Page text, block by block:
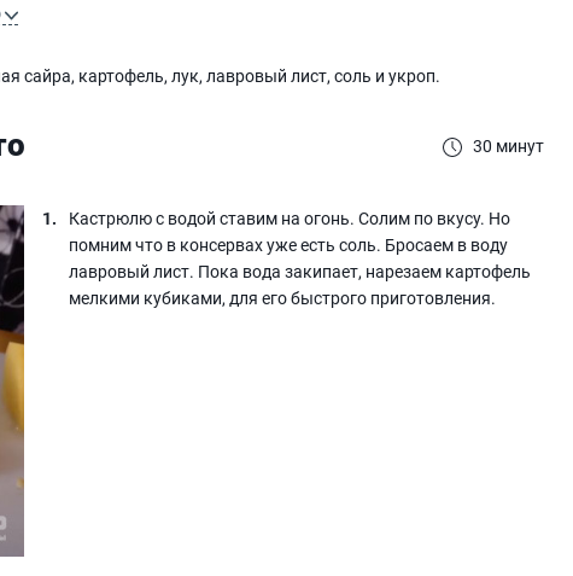
сайра, картофель, лук, лавровый лист, соль и укроп.
30 минут
Кастрюлю с водой ставим на огонь. Солим по вкусу. Но
помним что в консервах уже есть соль. Бросаем в воду
лавровый лист. Пока вода закипает, нарезаем картофель
мелкими кубиками, для его быстрого приготовления.